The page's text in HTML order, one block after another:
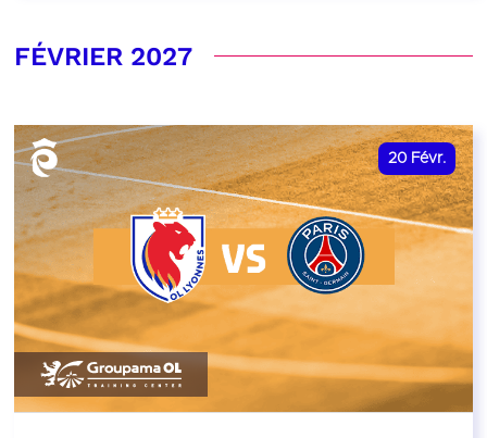
FÉVRIER 2027
20 Févr.